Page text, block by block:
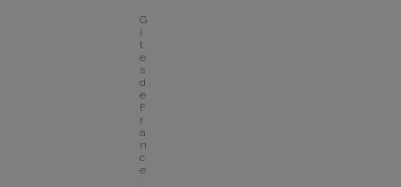
G
î
t
e
s
d
e
F
r
a
n
c
e
: